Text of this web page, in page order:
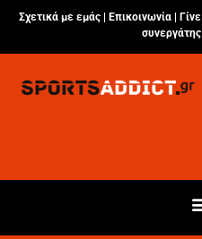
Σχετικά με εμάς | Επικοινωνία
Γίνε
συνεργάτης